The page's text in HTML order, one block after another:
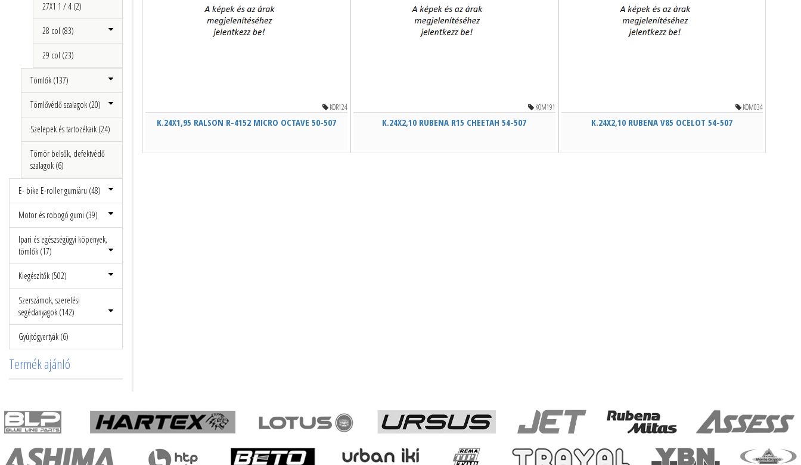
27X1 1 / 4 (2)
28 col (83)
29 col (23)
Tömlők (137)
Tömlővédő szalagok (20)
Szelepek és tartozékaik (24)
Tömör belsők, defektvédő
szalagok (6)
E- bike E-roller gumiáru (48)
Motor és robogó gumi (39)
Ipari és egészségügyi köpenyek,
tömlők (17)
Kiegészítők (502)
Szerszámok, szerelési
segédanyagok (142)
Gyújtógyertyák (6)
Termék ajánló
KOR124
K.24X1,95 RALSON R-4152 MICRO OCTAVE 50-507
KOM191
K.24X2,10 RUBENA R15 CHEETAH 54-507
KOM034
K.24X2,10 RUBENA V85 OCELOT 54-507